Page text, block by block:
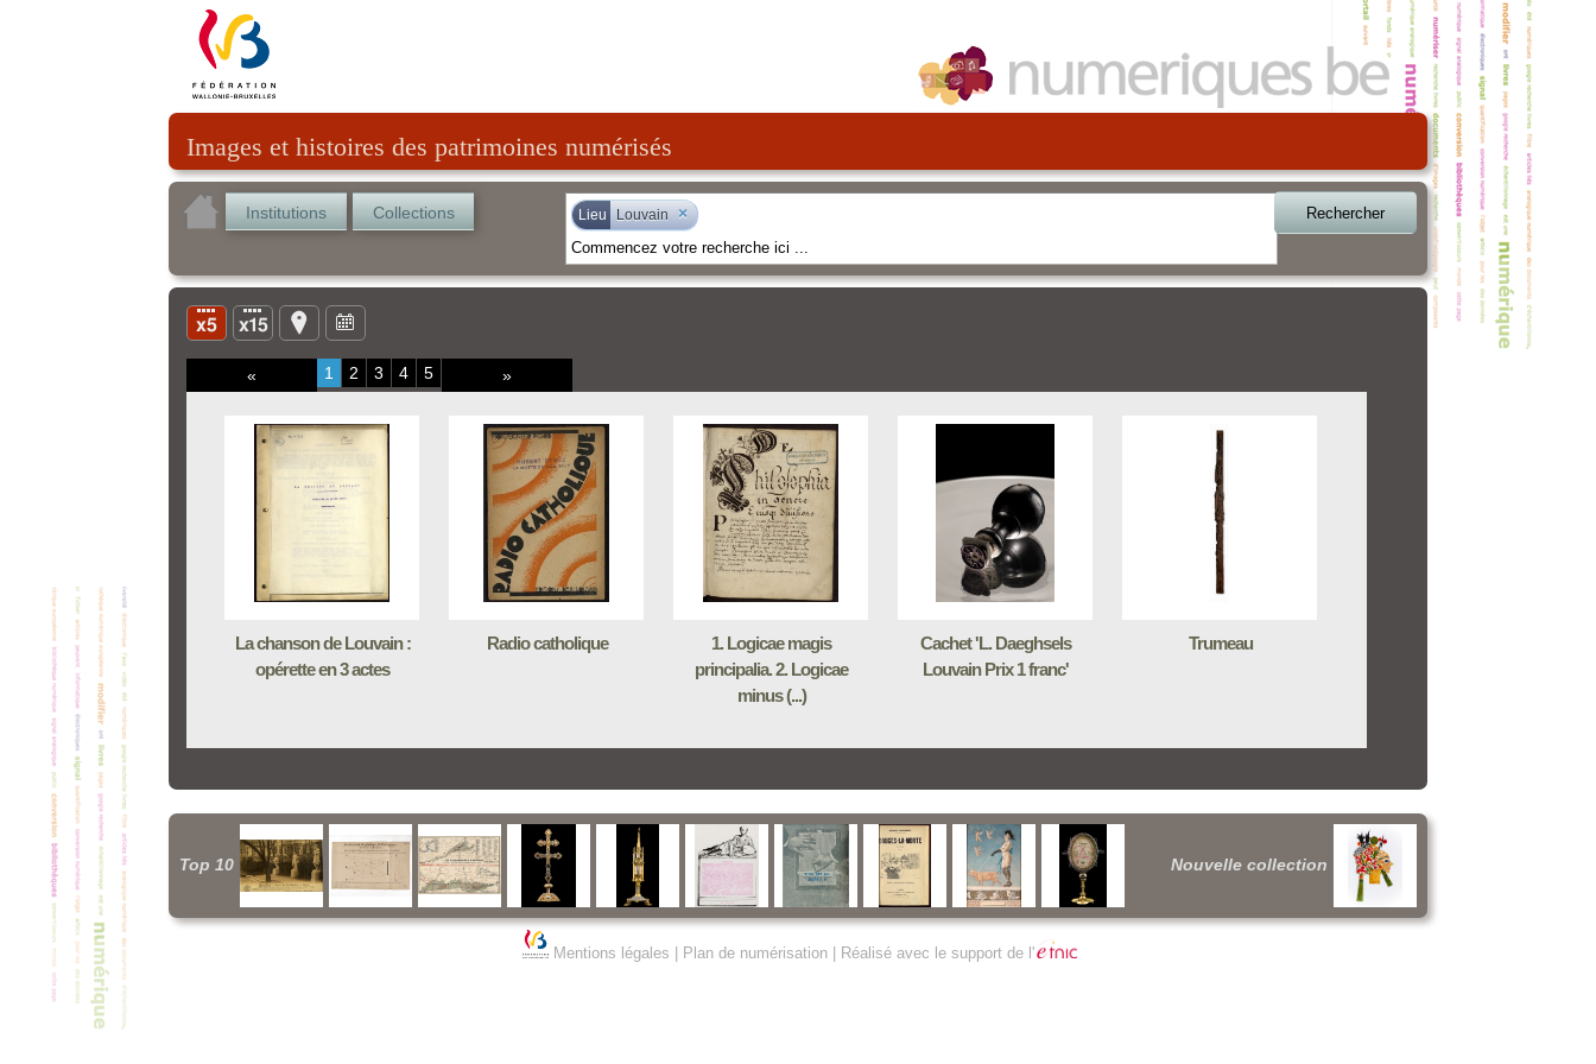
Images et histoires des patrimoines numérisés
Institutions Collections Lieu Louvain × Rechercher
« 1 2 3 4 5 »
La chanson de Louvain :
opérette en 3 actes
Radio catholique
1. Logicae magis
principalia. 2. Logicae
minus (...)
Cachet 'L. Daeghsels
Louvain Prix 1 franc'
Trumeau
Top 10 Nouvelle collection
Mentions légales Plan de numérisation| Réalisé avec le support de l'